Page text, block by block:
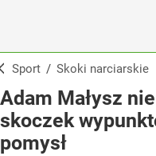
Sport / Skoki narciarskie
Adam Małysz
skoczek
pomysł